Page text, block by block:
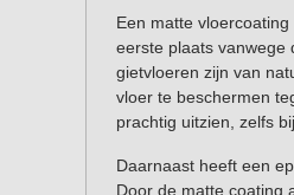
Een matte
eerste plaats vanwege
gietvloeren zijn van
vloer te beschermen
prachtig uitzien, zelfs
Daarnaast heeft een
Door de matte coating